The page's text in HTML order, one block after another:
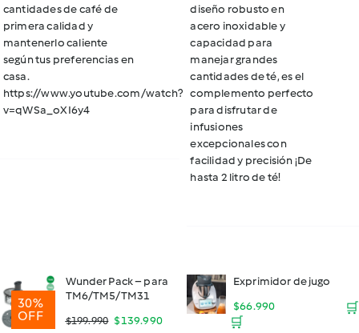
cantidades de café de
primera calidad y
mantenerlo caliente
según tus preferencias en
casa.
https://www.youtube.com/watch?
v=qWSa_oXI6y4
diseño robusto en
acero inoxidable y
capacidad para
manejar grandes
cantidades de té, es el
complemento perfecto
para disfrutar de
infusiones
excepcionales con
facilidad y precisión ¡De
hasta 2 litro de té!
30%
OFF
Wunder Pack – para
TM6/TM5/TM31
$199.990 El
$139.990El 🛒
Exprimidor de jugo
$66.990 🛒